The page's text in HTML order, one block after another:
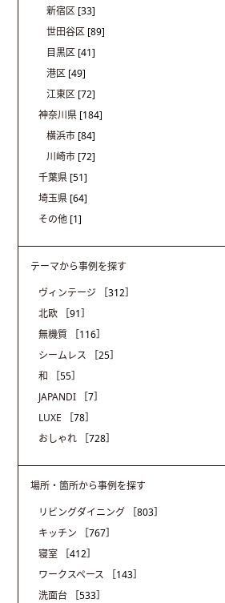
新宿区 [33]
世田谷区 [89]
目黒区 [41]
港区 [49]
江東区 [72]
神奈川県 [184]
横浜市 [84]
川崎市 [72]
千葉県 [51]
埼玉県 [64]
その他 [1]
テーマから事例を探す
ヴィンテージ
［312］
北欧
［91］
無機質
［116］
シームレス
［25］
和
［55］
JAPANDI
［7］
LUXE
［78］
おしゃれ
［728］
場所・箇所から事例を探す
リビングダイニング
［803］
キッチン
［767］
寝室
［412］
ワークスペース
［143］
洗面台
［533］